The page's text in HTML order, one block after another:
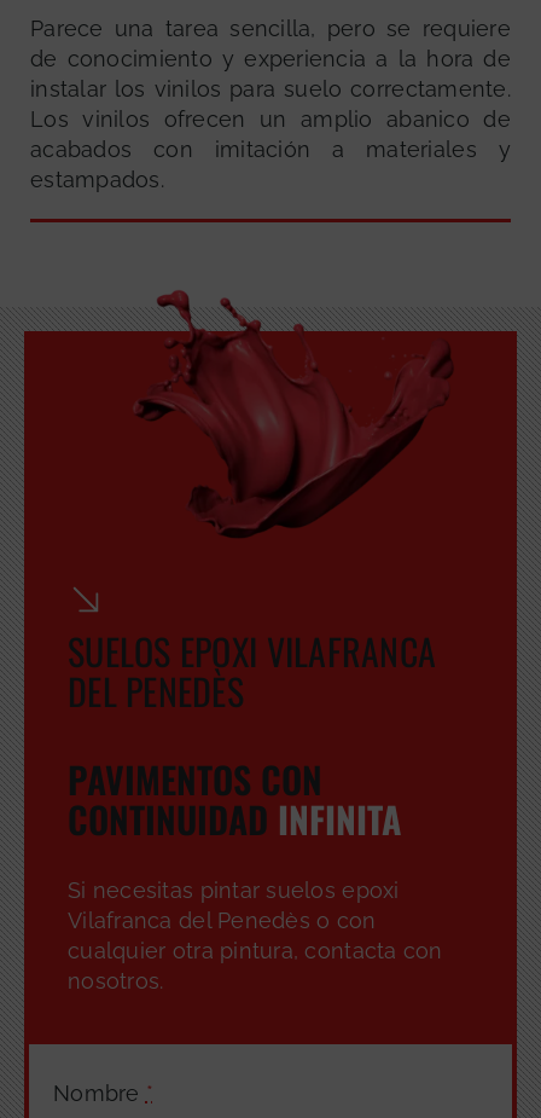
Parece una tarea sencilla, pero se requiere
de conocimiento y experiencia a la hora de
instalar los vinilos para suelo correctamente.
Los vinilos ofrecen un amplio abanico de
acabados con imitación a materiales y
estampados.
Nombre *
SUELOS EPOXI VILAFRANCA
DEL PENEDÈS
PAVIMENTOS CON
CONTINUIDAD INFINITA
Si necesitas pintar suelos epoxi
Vilafranca del Penedès o con
cualquier otra pintura, contacta con
nosotros.
GRATUITA